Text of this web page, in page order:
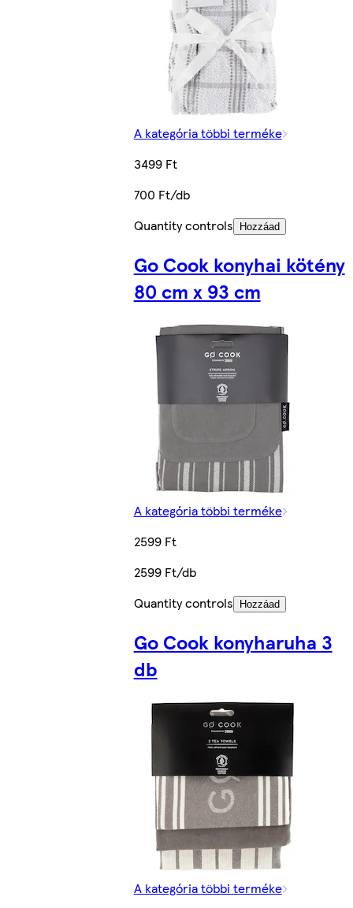
A kategória többi terméke
3499 Ft
700 Ft/db
Quantity controls
Hozzáad
Go Cook konyhai kötény
80 cm x 93 cm
A kategória többi terméke
2599 Ft
2599 Ft/db
Quantity controls
Hozzáad
Go Cook konyharuha 3
db
A kategória többi terméke